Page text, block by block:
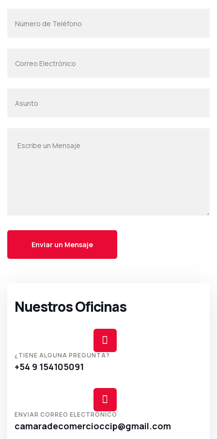
Nuestros Oficinas
¿TIENE ALGUNA PREGUNTA?
+54 9 154105091
ENVIAR CORREO ELECTRÓNICO
camaradecomercioccip@gmail.com